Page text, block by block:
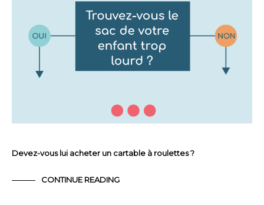
Devez-vous lui acheter un cartable à roulettes ?
CONTINUE READING